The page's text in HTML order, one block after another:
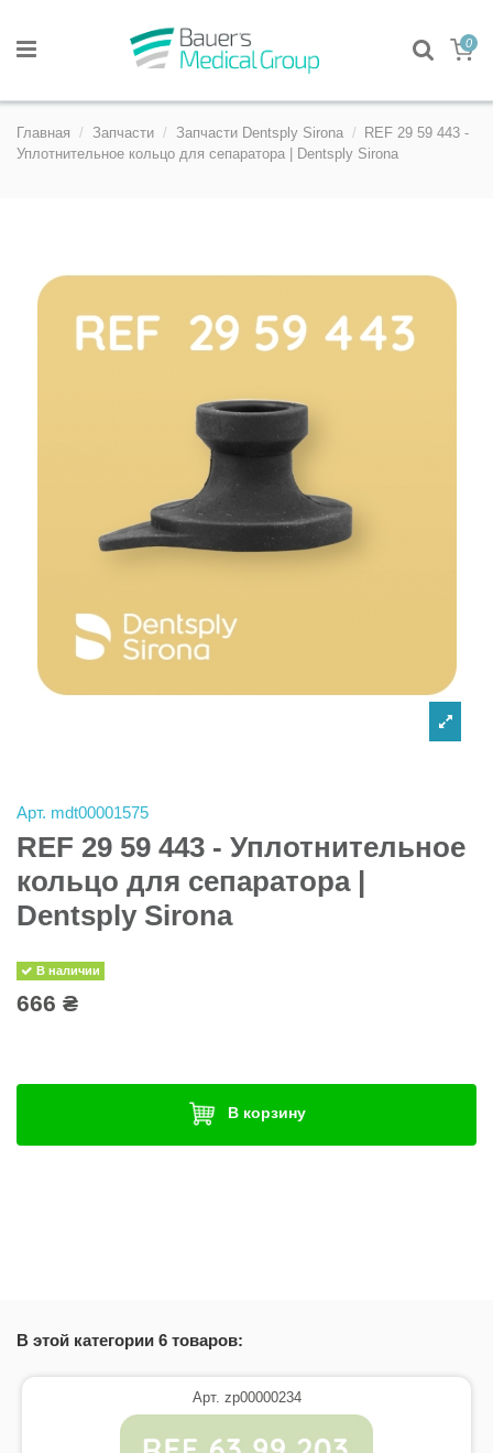
0
Главная Запчасти Запчасти Dentsply Sirona
REF 29 59 443 -
Уплотнительное кольцо для сепаратора | Dentsply Sirona
Арт. mdt00001575
REF 29 59 443 - Уплотнительное
кольцо для сепаратора |
Dentsply Sirona
В наличии
666 ₴
В корзину
В этой категории 6 товаров:
Арт. zp00000234